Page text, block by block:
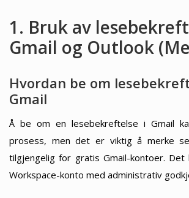
1. Bruk av
Gmail og Outlook
Hvordan be om
Gmail
Å be om en lesebekreftelse i Gmail
prosess, men det er viktig å merke
tilgjengelig for gratis Gmail-kontoer. Det
Workspace-konto med administrativ